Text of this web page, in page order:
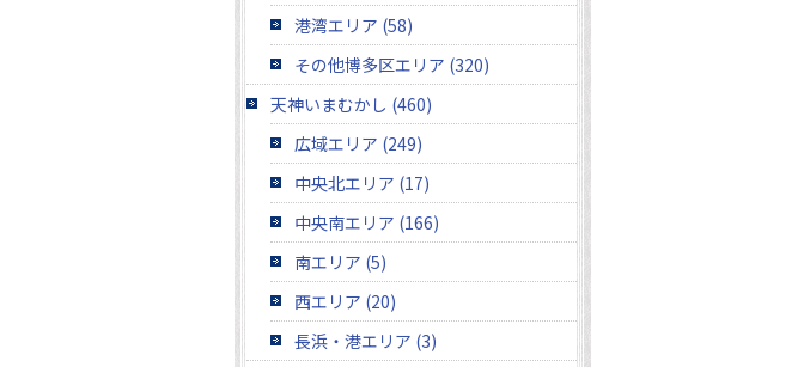
港湾エリア (58)
その他博多区エリア (320)
天神いまむかし (460)
広域エリア (249)
中央北エリア (17)
中央南エリア (166)
南エリア (5)
西エリア (20)
長浜・港エリア (3)